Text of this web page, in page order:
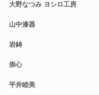
大野なつみ ヨシロ工房
山中漆器
岩鋳
崇心
平井睦美